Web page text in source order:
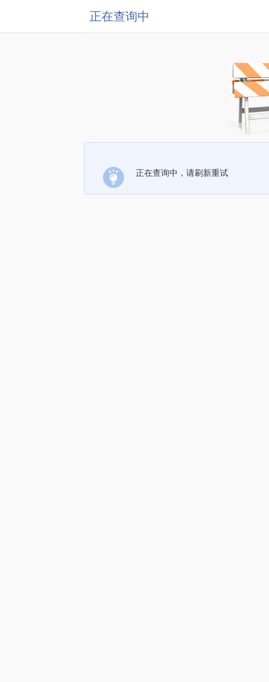
正在查询中
正在查询中，请刷新重试